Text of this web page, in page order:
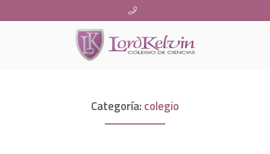
Categoría: colegio